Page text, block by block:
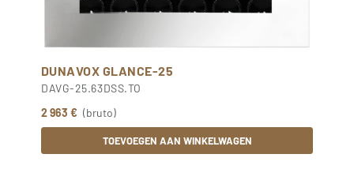
DUNAVOX GLANCE-25
DAVG-25.63DSS.TO
2 963 € (bruto)
TOEVOEGEN AAN WINKELWAGEN